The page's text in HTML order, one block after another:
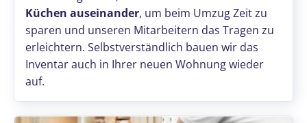
Küchen auseinander, um beim Umzug Zeit zu
sparen und unseren Mitarbeitern das Tragen zu
erleichtern. Selbstverständlich bauen wir das
Inventar auch in Ihrer neuen Wohnung wieder
auf.